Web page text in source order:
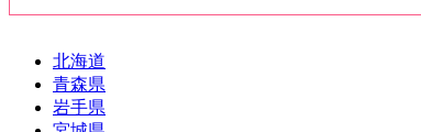
北海道
青森県
岩手県